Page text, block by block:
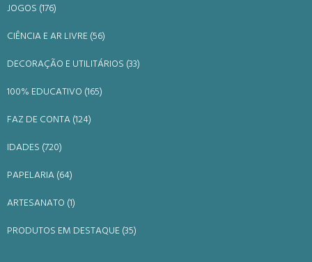
JOGOS (176)
CIÊNCIA E AR LIVRE (56)
DECORAÇÃO E UTILITÁRIOS (33)
100% EDUCATIVO (165)
FAZ DE CONTA (124)
IDADES (720)
PAPELARIA (64)
ARTESANATO (1)
PRODUTOS EM DESTAQUE (35)